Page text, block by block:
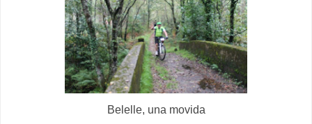
Belelle, una movida